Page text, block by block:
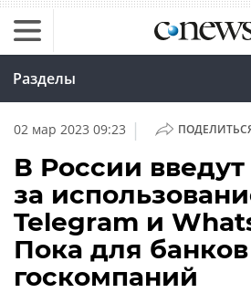
Разделы
02 мар 2023 09:23 |
В России
за
Telegram и
Пока для
госкомпаний